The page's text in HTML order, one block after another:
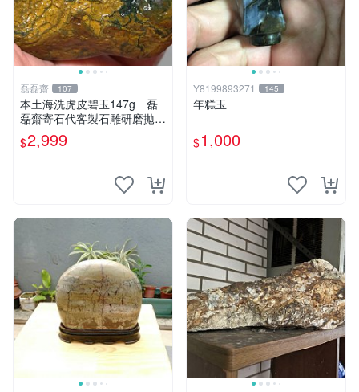
磊磊齋 107
本土海洗虎皮碧玉147g 磊
磊齋寄石代客製石雕研磨拋光
養護盤珠台灣藍寶東玉東海岸
心臟石黑年糕玉髓秀姑玉鳳梨
$2,999
Y8199893271 145
年糕玉
$1,000